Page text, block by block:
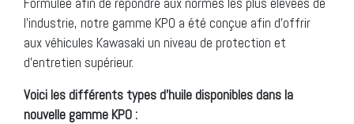
l’industrie, notre gamme KPO a été conçue afin d’offrir
aux véhicules Kawasaki un niveau de protection et
d’entretien supérieur.
Voici les différents types d’huile disponibles dans la
nouvelle gamme KPO :